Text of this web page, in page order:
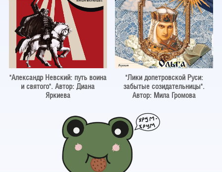
"Александр Невский: путь воина
и святого". Автор: Диана
Яркиева
"Лики допетровской Руси:
забытые созидательницы".
Автор: Мила Громова